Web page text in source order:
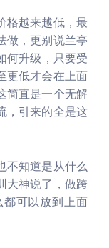
格越来越低，最
做，更别说兰亭
何升级，只要受
更低才会在上面
简直是一个无解
，引来的全是这
不知道是从什么
大神说了，做跨
可以放到上面